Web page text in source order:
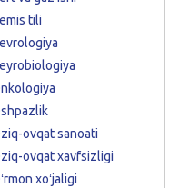
tili
ovqat sanoati
ovqat xavfsizligi
xoʻjaligi